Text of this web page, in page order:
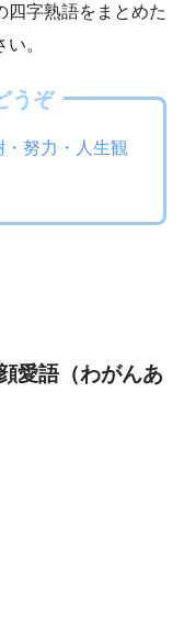
四字熟語をまとめた
。
うぞ
・努力・人生観
愛語（わがんあ